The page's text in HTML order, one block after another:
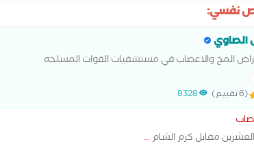
نفسي:
الصاوي
المخ والاعصاب في مستشفيات القوات المسلحه
(6 تقييم) 8328
مقابل كرم الشام...